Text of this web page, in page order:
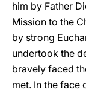
him by Father
Mission to the
by strong
undertook the
bravely faced
met. In the face